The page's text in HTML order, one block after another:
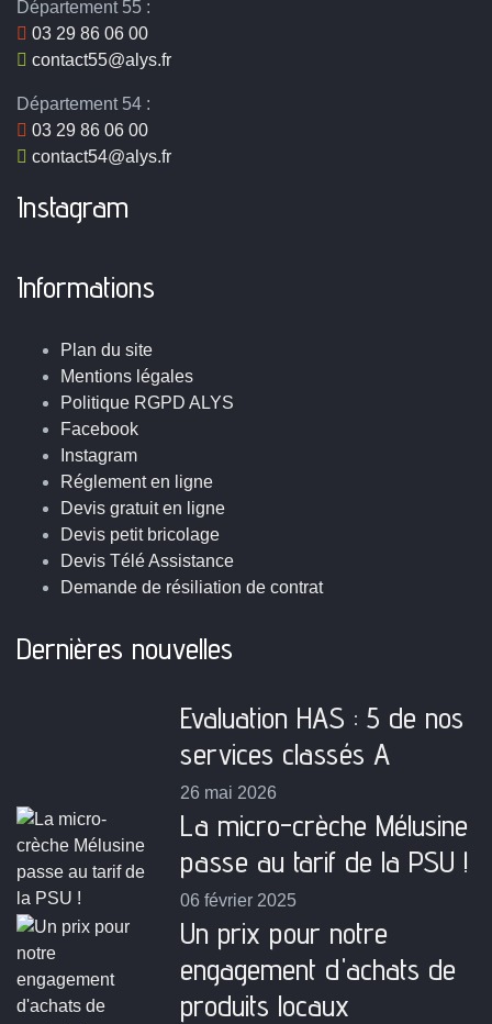
Département 55 :
03 29 86 06 00
contact55@alys.fr
Département 54 :
03 29 86 06 00
contact54@alys.fr
Instagram
Informations
Plan du site
Mentions légales
Politique RGPD ALYS
Facebook
Instagram
Réglement en ligne
Devis gratuit en ligne
Devis petit bricolage
Devis Télé Assistance
Demande de résiliation de contrat
Dernières nouvelles
Evaluation HAS : 5 de nos
services classés A
26 mai 2026
La micro-crèche Mélusine
passe au tarif de la PSU !
06 février 2025
Un prix pour notre
engagement d'achats de
produits locaux